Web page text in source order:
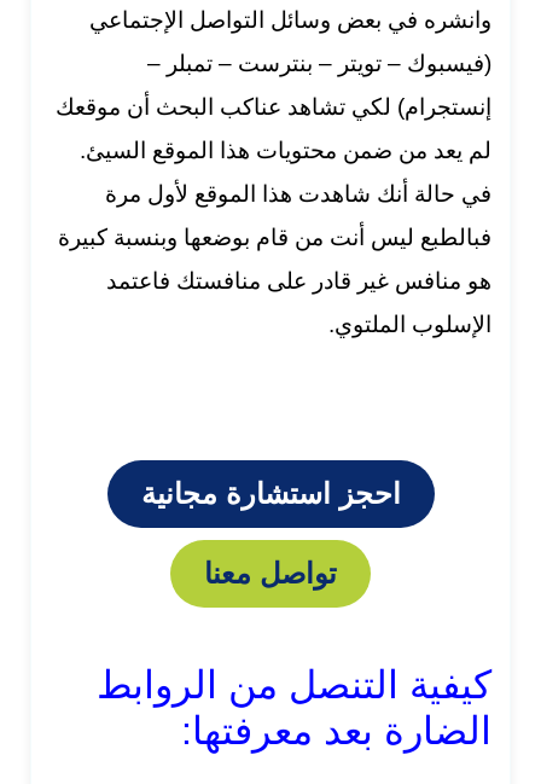
وانشره في بعض وسائل التواصل الإجتماعي
(فيسبوك – تويتر – بنترست – تمبلر –
إنستجرام) لكي تشاهد عناكب البحث أن موقعك
لم يعد من ضمن محتويات هذا الموقع السيئ.
في حالة أنك شاهدت هذا الموقع لأول مرة
فبالطبع ليس أنت من قام بوضعها وبنسبة كبيرة
هو منافس غير قادر على منافستك فاعتمد
الإسلوب الملتوي.
احجز استشارة مجانية
تواصل معنا
كيفية التنصل من الروابط
الضارة بعد معرفتها: